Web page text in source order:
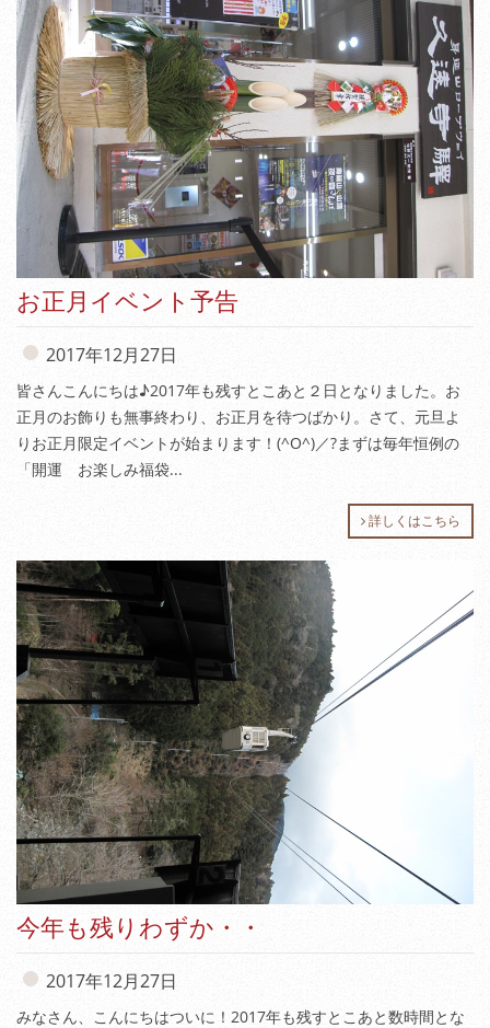
お正月イベント予告
2017年12月27日
皆さんこんにちは♪2017年も残すとこあと２日となりました。お
正月のお飾りも無事終わり、お正月を待つばかり。さて、元旦よ
りお正月限定イベントが始まります！(^O^)／?まずは毎年恒例の
「開運 お楽しみ福袋...
詳しくはこちら
今年も残りわずか・・
2017年12月27日
みなさん、こんにちはついに！2017年も残すとこあと数時間とな